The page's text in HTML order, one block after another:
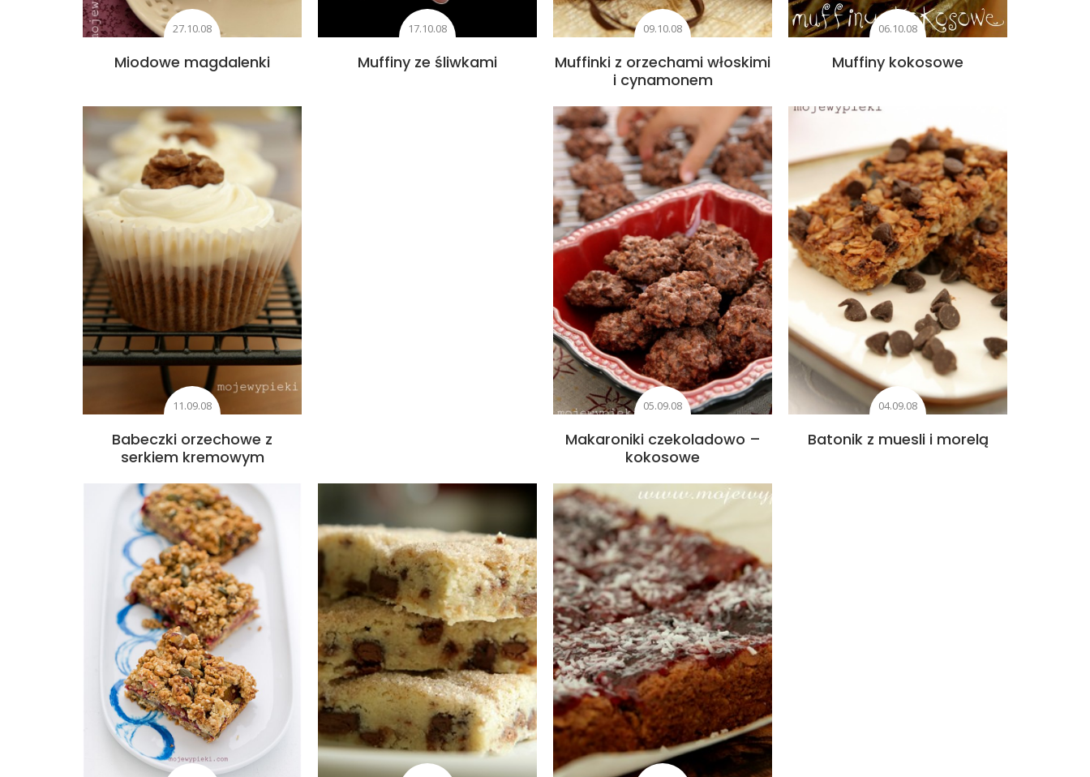
27.10.08
Miodowe magdalenki
17.10.08
Muffiny ze śliwkami
09.10.08
Muffinki z orzechami włoskimi
i cynamonem
06.10.08
Muffiny kokosowe
11.09.08
Babeczki orzechowe z
serkiem kremowym
05.09.08
Makaroniki czekoladowo –
kokosowe
04.09.08
Batonik z muesli i morelą